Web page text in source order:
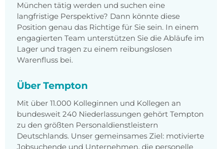
München tätig werden und suchen eine
langfristige Perspektive? Dann könnte diese
Position genau das Richtige für Sie sein. In einem
engagierten Team unterstützen Sie die Abläufe im
Lager und tragen zu einem reibungslosen
Warenfluss bei.
Über Tempton
Mit über 11.000 Kolleginnen und Kollegen an
bundesweit 240 Niederlassungen gehört Tempton
zu den größten Personaldienstleistern
Deutschlands. Unser gemeinsames Ziel: motivierte
Jobsuchende und Unternehmen, die personelle